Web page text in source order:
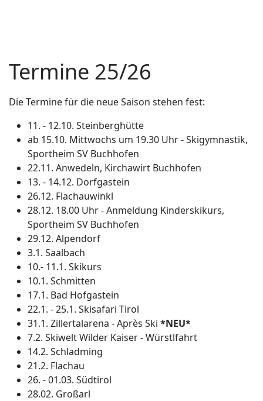
Termine 25/26
Die Termine für die neue Saison stehen fest:
11. - 12.10. Steinberghütte
ab 15.10. Mittwochs um 19.30 Uhr - Skigymnastik,
Sportheim SV Buchhofen
22.11. Anwedeln, Kirchawirt Buchhofen
13. - 14.12. Dorfgastein
26.12. Flachauwinkl
28.12. 18.00 Uhr - Anmeldung Kinderskikurs,
Sportheim SV Buchhofen
29.12. Alpendorf
3.1. Saalbach
10.- 11.1. Skikurs
10.1. Schmitten
17.1. Bad Hofgastein
22.1. - 25.1. Skisafari Tirol
31.1. Zillertalarena - Après Ski *NEU*
7.2. Skiwelt Wilder Kaiser - Würstlfahrt
14.2. Schladming
21.2. Flachau
26. - 01.03. Südtirol
28.02. Großarl